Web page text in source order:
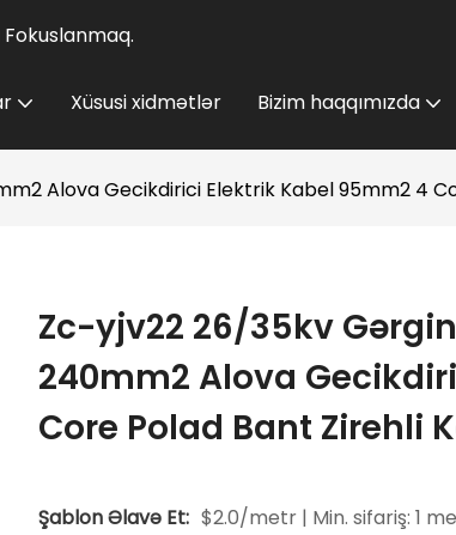
Fokuslanmaq.
Xüsusi xidmətlər Bizim haqqımızda
Alova Gecikdirici Elektrik Kabel 95mm2 4
Zc-yjv22 26/35kv
240mm2 Alova
Core Polad Bant Zirehli
Şablon Əlavə Et: $2.0/metr | Min. sifariş: 1